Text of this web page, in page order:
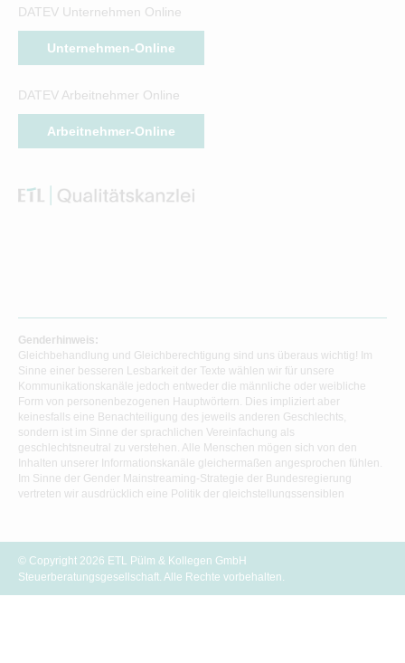
DATEV Unternehmen Online
Unternehmen-Online
DATEV Arbeitnehmer Online
Arbeitnehmer-Online
Genderhinweis:
Gleichbehandlung und Gleichberechtigung sind uns überaus wichtig! Im
Sinne einer besseren Lesbarkeit der Texte wählen wir für unsere
Kommunikationskanäle jedoch entweder die männliche oder weibliche
Form von personenbezogenen Hauptwörtern. Dies impliziert aber
keinesfalls eine Benachteiligung des jeweils anderen Geschlechts,
sondern ist im Sinne der sprachlichen Vereinfachung als
geschlechtsneutral zu verstehen. Alle Menschen mögen sich von den
Inhalten unserer Informationskanäle gleichermaßen angesprochen fühlen.
Im Sinne der Gender Mainstreaming-Strategie der Bundesregierung
vertreten wir ausdrücklich eine Politik der gleichstellungssensiblen
© Copyright 2026 ETL Pülm & Kollegen GmbH
Steuerberatungsgesellschaft. Alle Rechte vorbehalten.